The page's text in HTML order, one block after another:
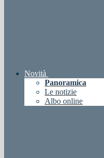
Novità
Panoramica
Le notizie
Albo online